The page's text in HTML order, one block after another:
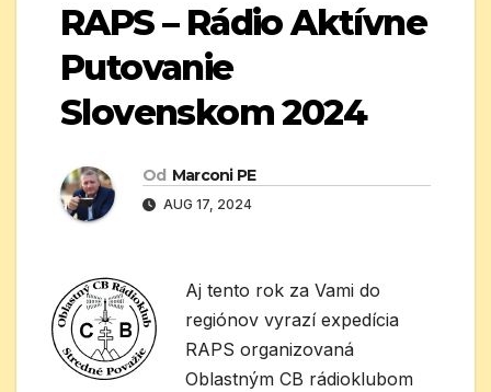
RAPS – Rádio Aktívne
Putovanie
Slovenskom 2024
Od Marconi PE
AUG 17, 2024
Aj tento rok za Vami do
regiónov vyrazí expedícia
RAPS organizovaná
Oblastným CB rádioklubom